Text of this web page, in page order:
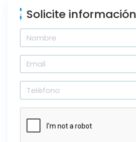
Solicite información